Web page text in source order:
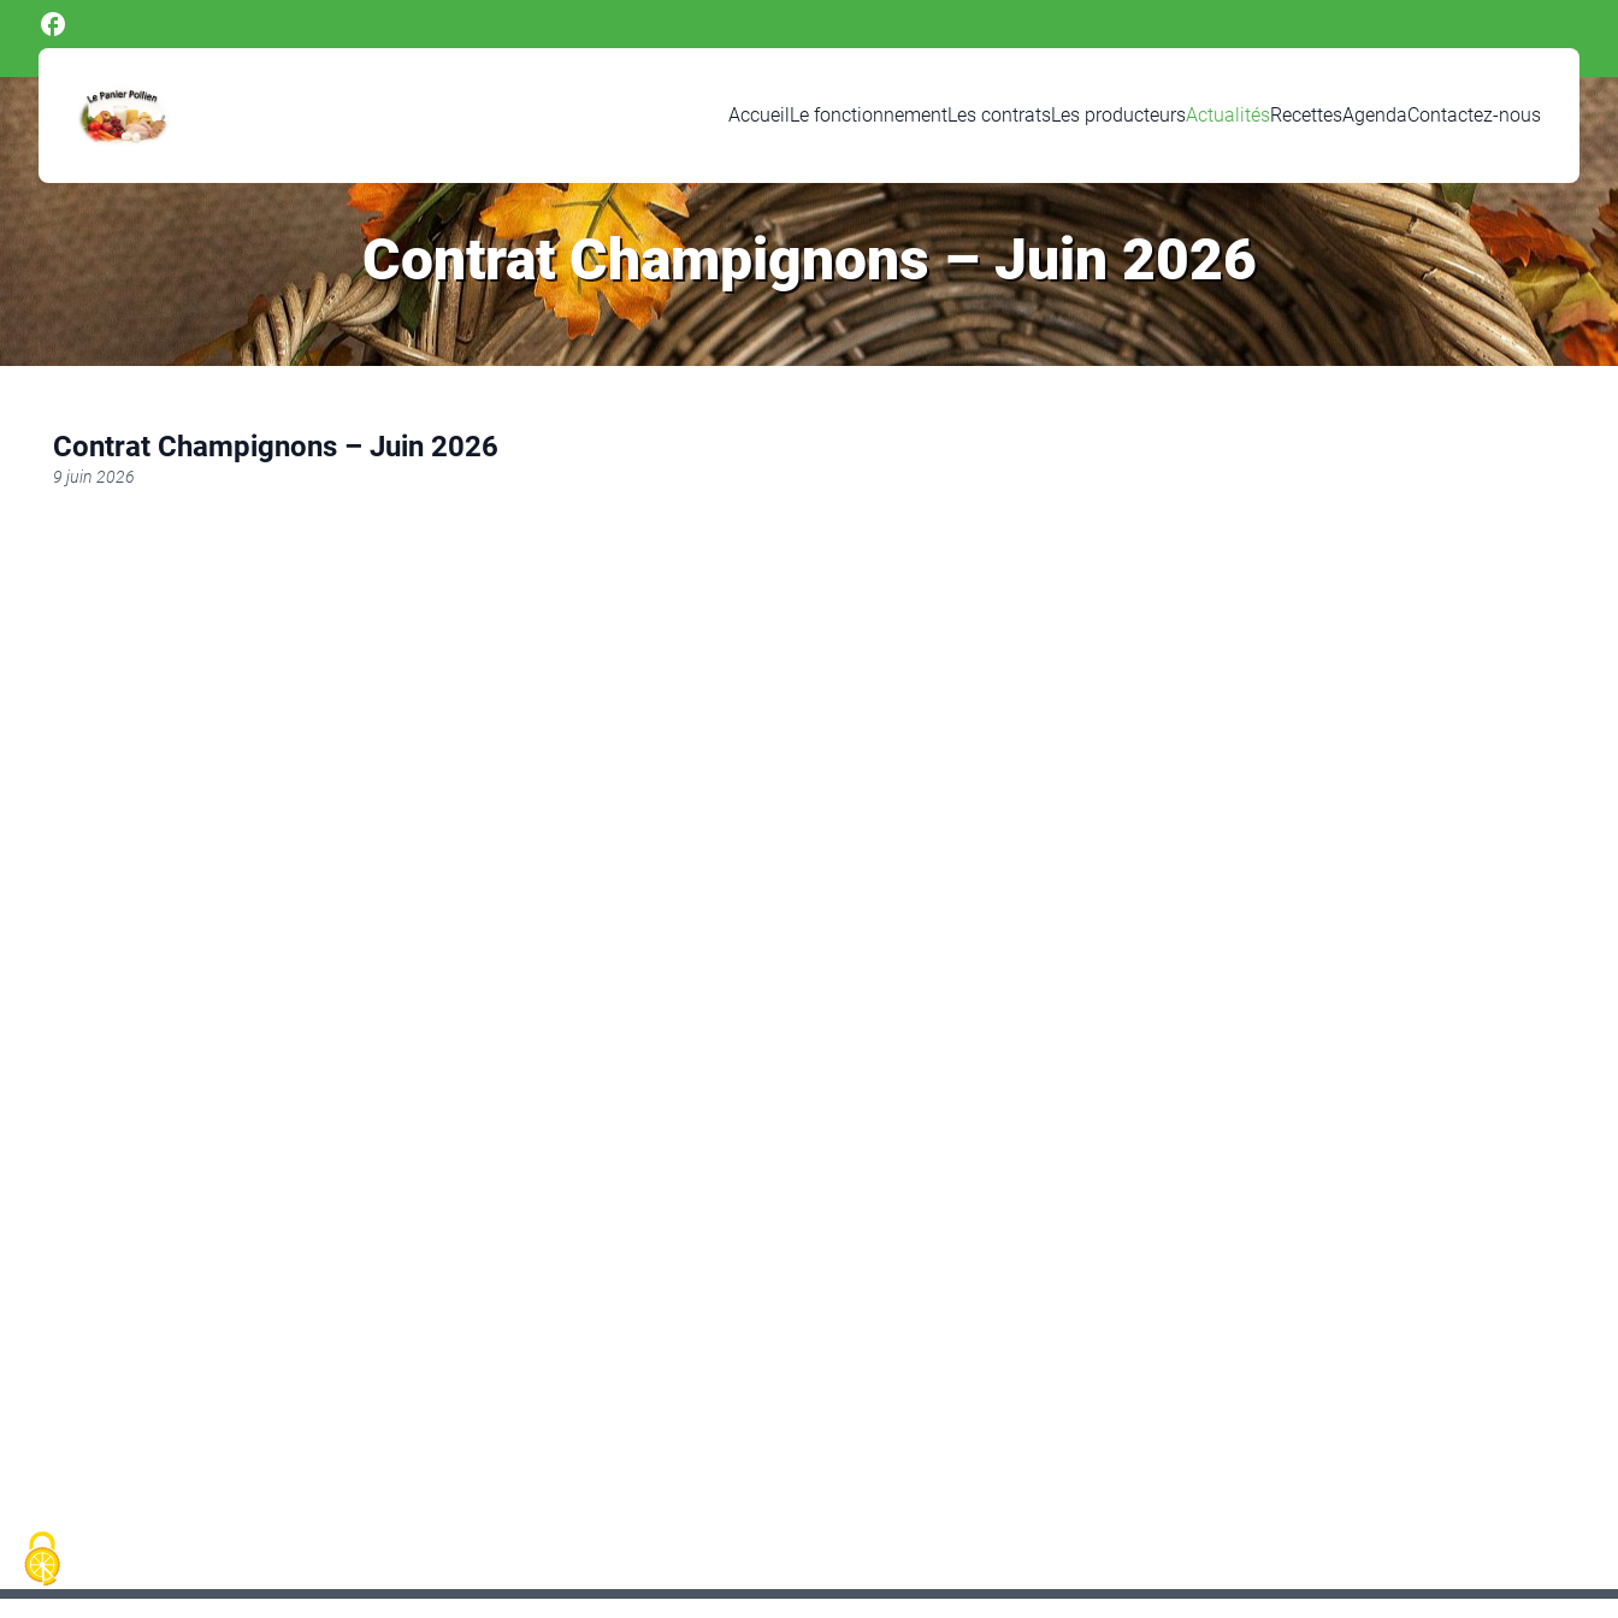
AccueilLe fonctionnementLes contratsLes producteursActualitésRecettesAgendaContactez-nous
Contrat Champignons – Juin 2026
Contrat Champignons – Juin 2026
9 juin 2026
Panneau de gestion des cookies